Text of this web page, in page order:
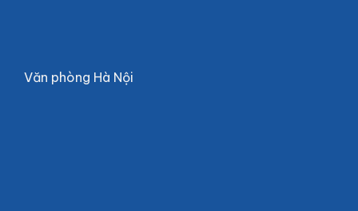
Văn phòng Hà Nội